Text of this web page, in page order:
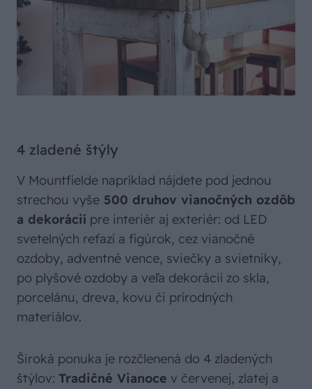
4 zladené štýly
V Mountfielde napríklad nájdete pod jednou
strechou vyše 500 druhov vianočných ozdôb
a dekorácií pre interiér aj exteriér: od LED
svetelných reťazí a figúrok, cez vianočné
ozdoby, adventné vence, sviečky a svietniky,
po plyšové ozdoby a veľa dekorácií zo skla,
porcelánu, dreva, kovu či prírodných
materiálov.
Široká ponuka je rozčlenená do 4 zladených
štýlov: Tradičné Vianoce v červenej, zlatej a